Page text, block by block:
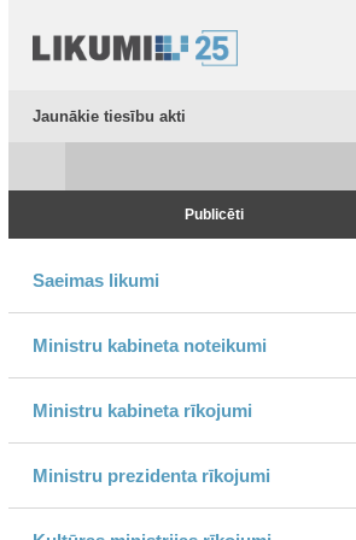
Jaunākie tiesību akti
Publicēti
Saeimas likumi
Ministru kabineta noteikumi
Ministru kabineta rīkojumi
Ministru prezidenta rīkojumi